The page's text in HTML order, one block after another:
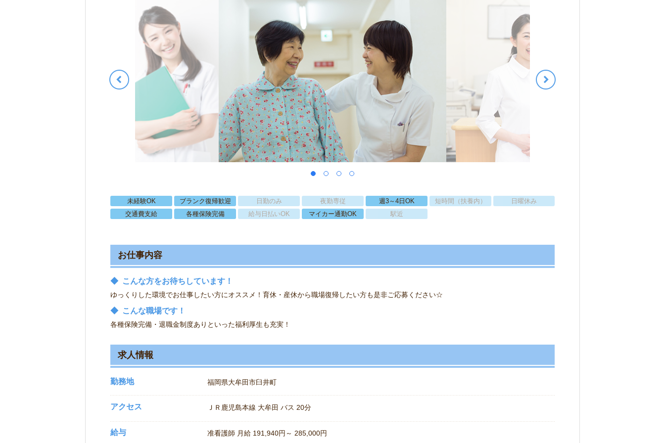
未経験OK ブランク復帰歓迎 日勤のみ 夜勤専従 週3～4日OK 短時間（扶養内）
日曜休み
交通費支給
各種保険完備 給与日払いOK マイカー通勤OK 駅近
お仕事内容
◆ こんな方をお待ちしています！
ゆっくりした環境でお仕事したい方にオススメ！育休・産休から職場復帰したい方も是非ご応募ください☆
◆ こんな職場です！
各種保険完備・退職金制度ありといった福利厚生も充実！
求人情報
勤務地 福岡県大牟田市臼井町
アクセス ＪＲ鹿児島本線 大牟田 バス 20分
給与 准看護師 月給 191,940円～ 285,000円